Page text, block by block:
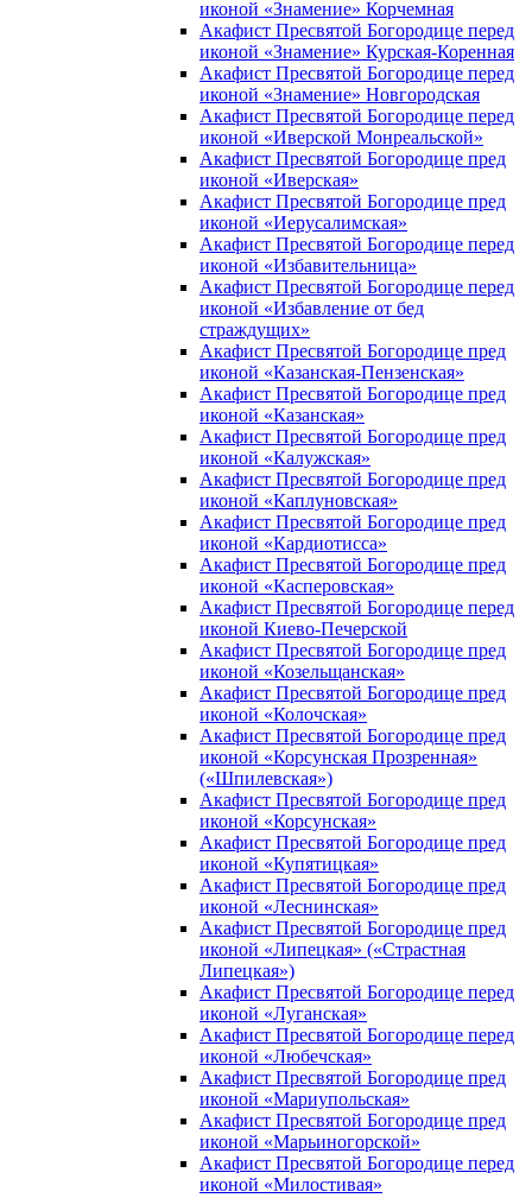
иконой «Знамение» Корчемная
Акафист Пресвятой Богородице перед
иконой «Знамение» Курская-Коренная
Акафист Пресвятой Богородице перед
иконой «Знамение» Новгородская
Акафист Пресвятой Богородице перед
иконой «Иверской Монреальской»
Акафист Пресвятой Богородице пред
иконой «Иверская»
Акафист Пресвятой Богородице пред
иконой «Иерусалимская»
Акафист Пресвятой Богородице перед
иконой «Избавительница»
Акафист Пресвятой Богородице перед
иконой «Избавление от бед
страждущих»
Акафист Пресвятой Богородице пред
иконой «Казанская-Пензенская»
Акафист Пресвятой Богородице пред
иконой «Казанская»
Акафист Пресвятой Богородице пред
иконой «Калужская»
Акафист Пресвятой Богородице пред
иконой «Каплуновская»
Акафист Пресвятой Богородице пред
иконой «Кардиотисса»
Акафист Пресвятой Богородице пред
иконой «Касперовская»
Акафист Пресвятой Богородице перед
иконой Киево-Печерской
Акафист Пресвятой Богородице пред
иконой «Козельщанская»
Акафист Пресвятой Богородице пред
иконой «Колочская»
Акафист Пресвятой Богородице пред
иконой «Корсунская Прозренная»
(«Шпилевская»)
Акафист Пресвятой Богородице пред
иконой «Корсунская»
Акафист Пресвятой Богородице пред
иконой «Купятицкая»
Акафист Пресвятой Богородице пред
иконой «Леснинская»
Акафист Пресвятой Богородице пред
иконой «Липецкая» («Страстная
Липецкая»)
Акафист Пресвятой Богородице перед
иконой «Луганская»
Акафист Пресвятой Богородице перед
иконой «Любечская»
Акафист Пресвятой Богородице пред
иконой «Мариупольская»
Акафист Пресвятой Богородице пред
иконой «Марьиногорской»
Акафист Пресвятой Богородице перед
иконой «Милостивая»